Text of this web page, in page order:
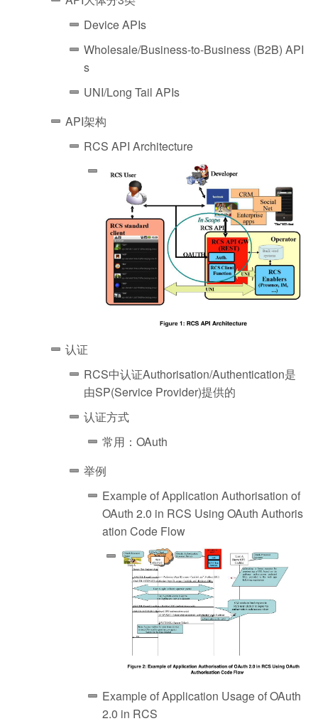
Device APIs
Wholesale/Business-to-Business (B2B) API
s
UNI/Long Tail APIs
API架构
RCS API Architecture
认证
RCS中认证Authorisation/Authentication是
由SP(Service Provider)提供的
认证方式
常用：OAuth
举例
Example of Application Authorisation of
OAuth 2.0 in RCS Using OAuth Authoris
ation Code Flow
Example of Application Usage of OAuth
2.0 in RCS